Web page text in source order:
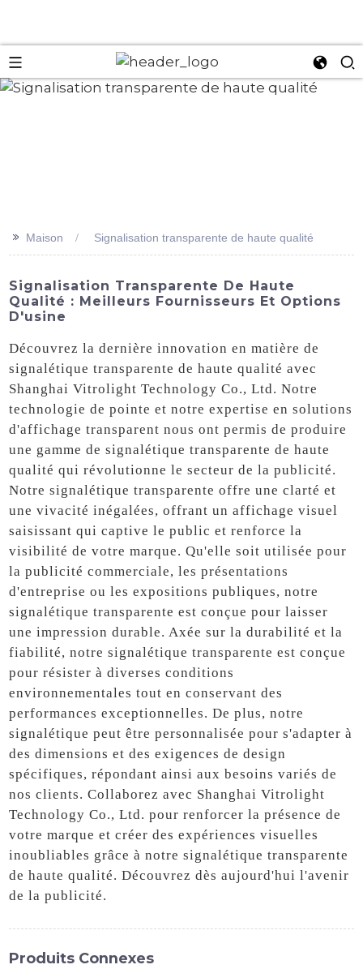
>> Maison Signalisation transparente de haute qualité
Signalisation Transparente De Haute
Qualité : Meilleurs Fournisseurs Et Options
D'usine
Découvrez la dernière innovation en matière de
signalétique transparente de haute qualité avec
Shanghai Vitrolight Technology Co., Ltd. Notre
technologie de pointe et notre expertise en solutions
d'affichage transparent nous ont permis de produire
une gamme de signalétique transparente de haute
qualité qui révolutionne le secteur de la publicité.
Notre signalétique transparente offre une clarté et
une vivacité inégalées, offrant un affichage visuel
saisissant qui captive le public et renforce la
visibilité de votre marque. Qu'elle soit utilisée pour
la publicité commerciale, les présentations
d'entreprise ou les expositions publiques, notre
signalétique transparente est conçue pour laisser
une impression durable. Axée sur la durabilité et la
fiabilité, notre signalétique transparente est conçue
pour résister à diverses conditions
environnementales tout en conservant des
performances exceptionnelles. De plus, notre
signalétique peut être personnalisée pour s'adapter à
des dimensions et des exigences de design
spécifiques, répondant ainsi aux besoins variés de
nos clients. Collaborez avec Shanghai Vitrolight
Technology Co., Ltd. pour renforcer la présence de
votre marque et créer des expériences visuelles
inoubliables grâce à notre signalétique transparente
de haute qualité. Découvrez dès aujourd'hui l'avenir
de la publicité.
Produits Connexes